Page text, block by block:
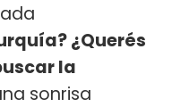
¿Querés
la
sonrisa